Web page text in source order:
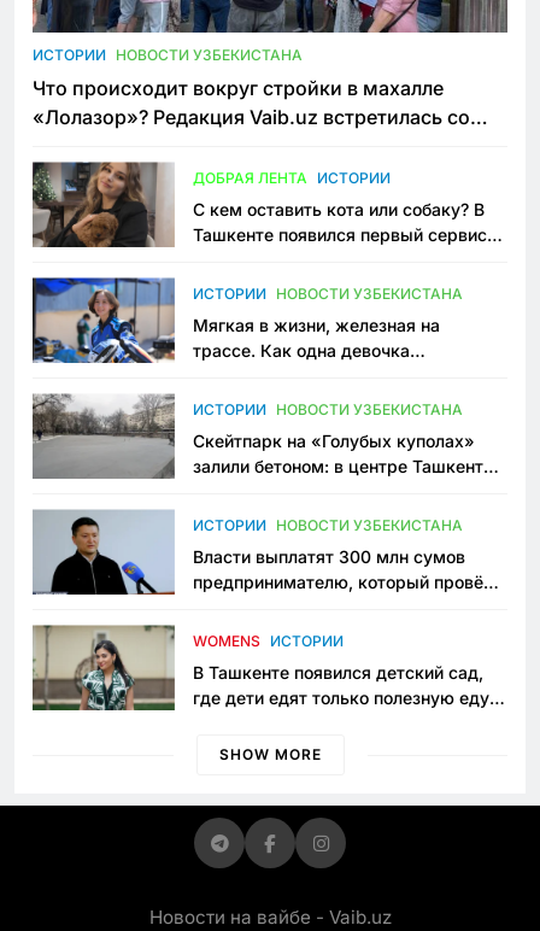
ИСТОРИИ НОВОСТИ УЗБЕКИСТАНА
Что происходит вокруг стройки в махалле
«Лолазор»? Редакция Vaib.uz встретилась со
ДОБРАЯ ЛЕНТА ИСТОРИИ
С кем оставить кота или собаку? В
Ташкенте появился первый сервис
ИСТОРИИ НОВОСТИ УЗБЕКИСТАНА
Мягкая в жизни, железная на
трассе. Как одна девочка
Узбекистане
ИСТОРИИ НОВОСТИ УЗБЕКИСТАНА
Скейтпарк на «Голубых куполах»
залили бетоном: в центре Ташкента
пространство
ИСТОРИИ НОВОСТИ УЗБЕКИСТАНА
Власти выплатят 300 млн сумов
предпринимателю, который провёл
приговору
WOMENS ИСТОРИИ
В Ташкенте появился детский сад,
где дети едят только полезную еду.
просить «кашу без сахара»
SHOW MORE
Новости на вайбе - Vaib.uz